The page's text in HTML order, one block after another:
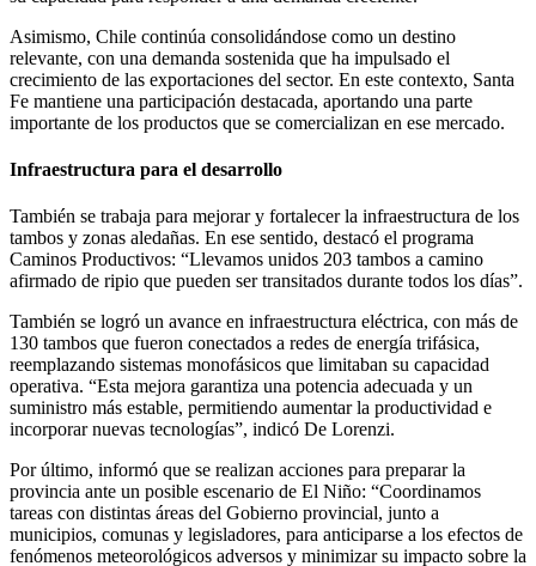
Asimismo, Chile continúa consolidándose como un destino
relevante, con una demanda sostenida que ha impulsado el
crecimiento de las exportaciones del sector. En este contexto, Santa
Fe mantiene una participación destacada, aportando una parte
importante de los productos que se comercializan en ese mercado.
Infraestructura para el desarrollo
También se trabaja para mejorar y fortalecer la infraestructura de los
tambos y zonas aledañas. En ese sentido, destacó el programa
Caminos Productivos: “Llevamos unidos 203 tambos a camino
afirmado de ripio que pueden ser transitados durante todos los días”.
También se logró un avance en infraestructura eléctrica, con más de
130 tambos que fueron conectados a redes de energía trifásica,
reemplazando sistemas monofásicos que limitaban su capacidad
operativa. “Esta mejora garantiza una potencia adecuada y un
suministro más estable, permitiendo aumentar la productividad e
incorporar nuevas tecnologías”, indicó De Lorenzi.
Por último, informó que se realizan acciones para preparar la
provincia ante un posible escenario de El Niño: “Coordinamos
tareas con distintas áreas del Gobierno provincial, junto a
municipios, comunas y legisladores, para anticiparse a los efectos de
fenómenos meteorológicos adversos y minimizar su impacto sobre la